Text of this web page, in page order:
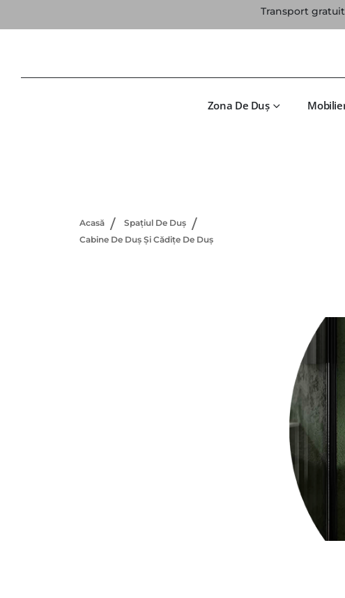
Transport
Zona De Duș
Acasă
Spațiul De Duș
Cabine De Duș Și Cădițe De Duș